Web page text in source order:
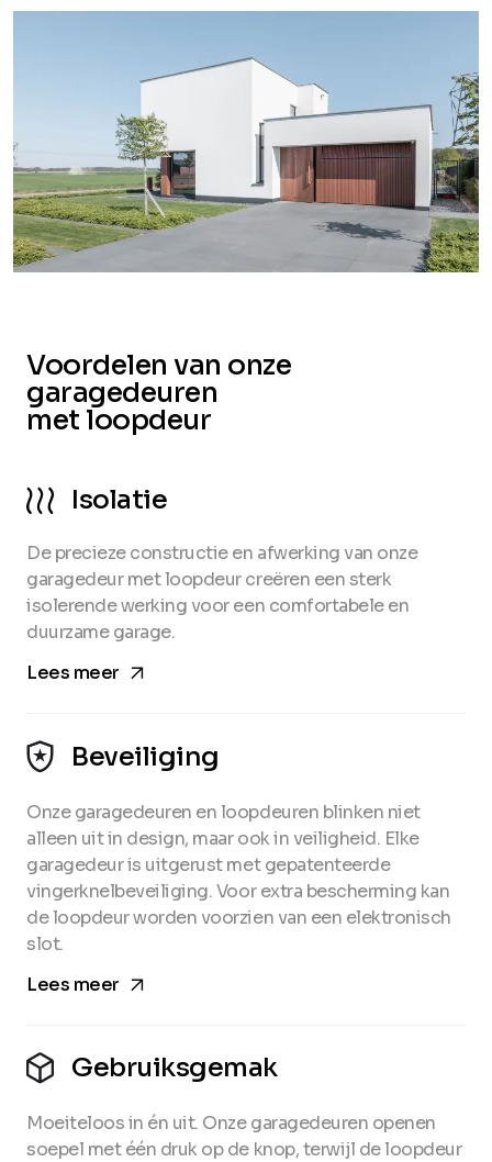
Voordelen van onze
garagedeuren
met loopdeur
Isolatie
De precieze constructie en afwerking van onze
garagedeur met loopdeur creëren een sterk
isolerende werking voor een comfortabele en
duurzame garage.
Lees meerarrow_forward
Beveiliging
Onze garagedeuren en loopdeuren blinken niet
alleen uit in design, maar ook in veiligheid. Elke
garagedeur is uitgerust met gepatenteerde
vingerknelbeveiliging. Voor extra bescherming kan
de loopdeur worden voorzien van een elektronisch
slot.
Lees meerarrow_forward
Gebruiksgemak
Moeiteloos in én uit. Onze garagedeuren openen
soepel met één druk op de knop, terwijl de loopdeur